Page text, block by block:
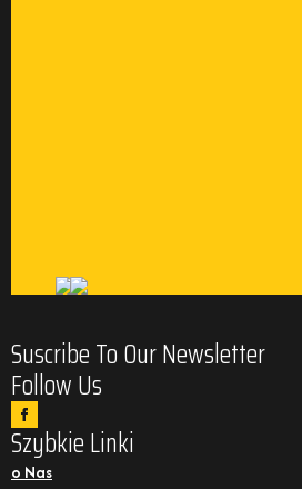
Suscribe To Our Newsletter
Follow Us
Szybkie Linki
o Nas